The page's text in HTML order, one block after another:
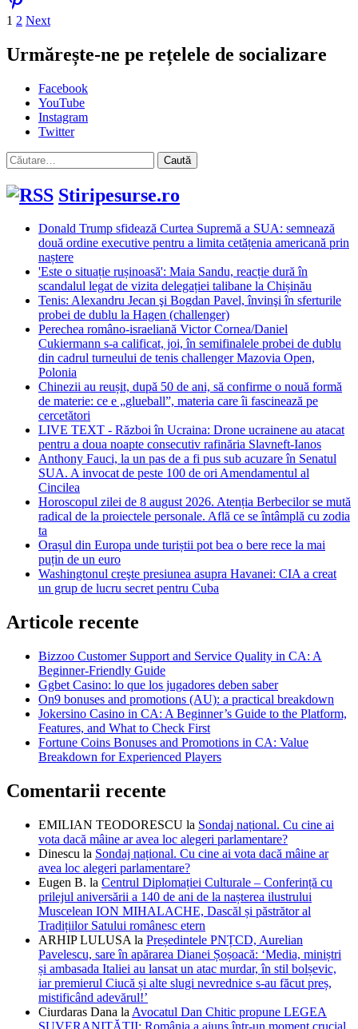
Paginație
articole
1 2 Next
Urmărește-ne pe rețelele de socializare
Facebook
YouTube
Instagram
Twitter
Caută
după:
Stiripesurse.ro
Donald Trump sfidează Curtea Supremă a SUA: semnează
două ordine executive pentru a limita cetățenia americană prin
naștere
'Este o situație rușinoasă': Maia Sandu, reacție dură în
scandalul legat de vizita delegației talibane la Chișinău
Tenis: Alexandru Jecan şi Bogdan Pavel, învinşi în sferturile
probei de dublu la Hagen (challenger)
Perechea româno-israeliană Victor Cornea/Daniel
Cukiermann s-a calificat, joi, în semifinalele probei de dublu
din cadrul turneului de tenis challenger Mazovia Open,
Polonia
Chinezii au reușit, după 50 de ani, să confirme o nouă formă
de materie: ce e „glueball”, materia care îi fascinează pe
cercetători
LIVE TEXT - Război în Ucraina: Drone ucrainene au atacat
pentru a doua noapte consecutiv rafinăria Slavneft-Ianos
Anthony Fauci, la un pas de a fi pus sub acuzare în Senatul
SUA. A invocat de peste 100 de ori Amendamentul al
Cincilea
Horoscopul zilei de 8 august 2026. Atenția Berbecilor se mută
radical de la proiectele personale. Află ce se întâmplă cu zodia
ta
Orașul din Europa unde turiștii pot bea o bere rece la mai
puțin de un euro
Washingtonul creşte presiunea asupra Havanei: CIA a creat
un grup de lucru secret pentru Cuba
Articole recente
Bizzoo Customer Support and Service Quality in CA: A
Beginner-Friendly Guide
Ggbet Casino: lo que los jugadores deben saber
On9 bonuses and promotions (AU): a practical breakdown
Jokersino Casino in CA: A Beginner’s Guide to the Platform,
Features, and What to Check First
Fortune Coins Bonuses and Promotions in CA: Value
Breakdown for Experienced Players
Comentarii recente
EMILIAN TEODORESCU la Sondaj național. Cu cine ai
vota dacă mâine ar avea loc alegeri parlamentare?
Dinescu la Sondaj național. Cu cine ai vota dacă mâine ar
avea loc alegeri parlamentare?
Eugen B. la Centrul Diplomației Culturale – Conferință cu
prilejul aniversării a 140 de ani de la nașterea ilustrului
Muscelean ION MIHALACHE, Dascăl și păstrător al
Tradițiilor Satului românesc etern
ARHIP LULUSA la Președintele PNȚCD, Aurelian
Pavelescu, sare în apărarea Dianei Șoșoacă: ‘Media, miniștri
și ambasada Italiei au lansat un atac murdar, în stil bolșevic,
iar premierul Ciucă și alte slugi nevrednice s-au făcut preș,
mistificând adevărul!’
Ciurdaras Dana la Avocatul Dan Chitic propune LEGEA
SUVERANITĂȚII: România a ajuns într-un moment crucial